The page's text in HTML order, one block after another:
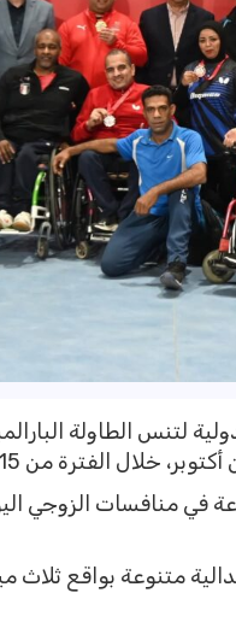
لتنس الطاولة
من 15 إلى 18 نوفمبر الجاري.
12 ميدالية متنوعة في منافسات
ارتفعت حصيلة الميداليات إلى 17 ميدالية